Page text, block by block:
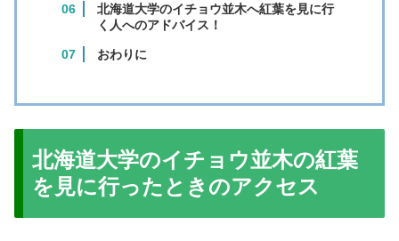
北海道大学のイチョウ並木へ紅葉を見に行
く人へのアドバイス！
おわりに
北海道大学のイチョウ並木の紅葉
を見に行ったときのアクセス